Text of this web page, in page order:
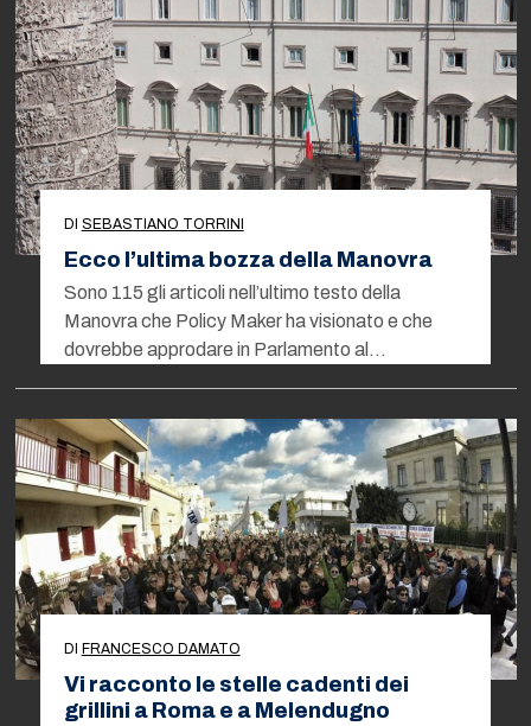
DI SEBASTIANO TORRINI
Ecco l’ultima bozza della Manovra
Sono 115 gli articoli nell’ultimo testo della
Manovra che Policy Maker ha visionato e che
dovrebbe approdare in Parlamento al…
DI FRANCESCO DAMATO
Vi racconto le stelle cadenti dei
grillini a Roma e a Melendugno